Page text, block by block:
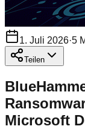
1. Juli 2026·5
Teilen
Microsoft